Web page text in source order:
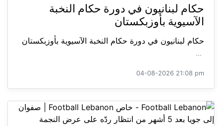
حكام لبنانيون في دورة حكام النخبة
الآسيوية بأوزبكستان
حكام لبنانيون في دورة حكام النخبة الآسيوية بأوزبكستان
...
04-08-2026 21:08 pm